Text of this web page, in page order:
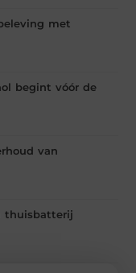
met
begint vóór de
van
thuisbatterij